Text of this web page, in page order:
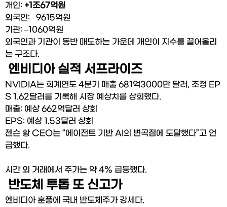
개인: +1조67억원
외국인: –9615억원
기관: –1060억원
외국인과 기관이 동반 매도하는 가운데 개인이 지수를 끌어올리
는 구조다.
엔비디아 실적 서프라이즈
NVIDIA는 회계연도 4분기 매출 681억3000만 달러, 조정 EP
S 1.62달러를 기록해 시장 예상치를 상회했다.
매출: 예상 662억달러 상회
EPS: 예상 1.53달러 상회
젠슨 황 CEO는 “에이전트 기반 AI의 변곡점에 도달했다”고 언
급했다.
시간 외 거래에서 주가는 약 4% 급등했다.
반도체 투톱 또 신고가
엔비디아 훈풍에 국내 반도체주가 강세다.